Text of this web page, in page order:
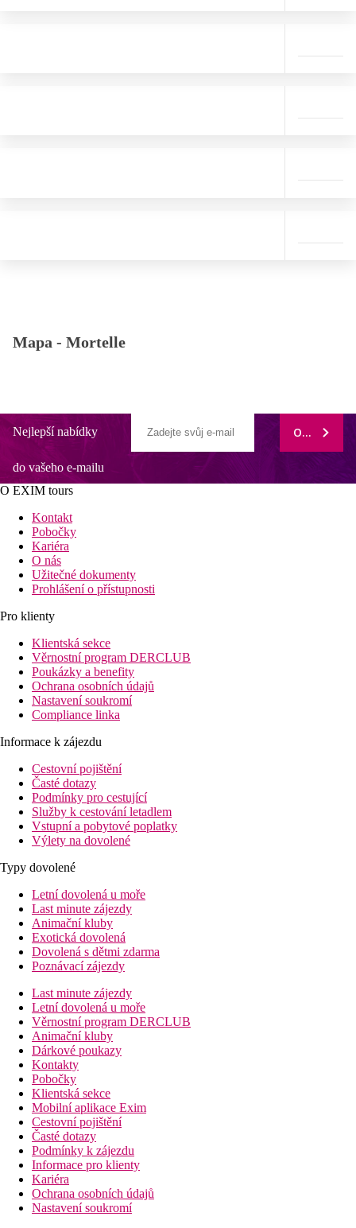
Mapa - Mortelle
Nejlepší nabídky
do vašeho e-mailu
ODEBÍRAT
O EXIM tours
Kontakt
Pobočky
Kariéra
O nás
Užitečné dokumenty
Prohlášení o přístupnosti
Pro klienty
Klientská sekce
Věrnostní program DERCLUB
Poukázky a benefity
Ochrana osobních údajů
Nastavení soukromí
Compliance linka
Informace k zájezdu
Cestovní pojištění
Časté dotazy
Podmínky pro cestující
Služby k cestování letadlem
Vstupní a pobytové poplatky
Výlety na dovolené
Typy dovolené
Letní dovolená u moře
Last minute zájezdy
Animační kluby
Exotická dovolená
Dovolená s dětmi zdarma
Poznávací zájezdy
Last minute zájezdy
Letní dovolená u moře
Věrnostní program DERCLUB
Animační kluby
Dárkové poukazy
Kontakty
Pobočky
Klientská sekce
Mobilní aplikace Exim
Cestovní pojištění
Časté dotazy
Podmínky k zájezdu
Informace pro klienty
Kariéra
Ochrana osobních údajů
Nastavení soukromí